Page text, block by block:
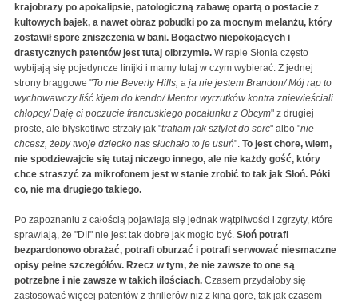
krajobrazy po apokalipsie, patologiczną zabawę opartą o postacie z
kultowych bajek, a nawet obraz pobudki po za mocnym melanżu, który
zostawił spore zniszczenia w bani. Bogactwo niepokojących i
drastycznych patentów jest tutaj olbrzymie. W rapie Słonia często
wybijają się pojedyncze linijki i mamy tutaj w czym wybierać. Z jednej
strony braggowe "To nie Beverly Hills, a ja nie jestem Brandon/ Mój rap to
wychowawczy liść kijem do kendo/ Mentor wyrzutków kontra zniewieściali
chłopcy/ Daję ci poczucie francuskiego pocałunku z Obcym" z drugiej
proste, ale błyskotliwe strzały jak "trafiam jak sztylet do serc" albo "nie
chcesz, żeby twoje dziecko nas słuchało to je usuń". To jest chore, wiem,
nie spodziewajcie się tutaj niczego innego, ale nie każdy gość, który
chce straszyć za mikrofonem jest w stanie zrobić to tak jak Słoń. Póki
co, nie ma drugiego takiego.
Po zapoznaniu z całością pojawiają się jednak wątpliwości i zgrzyty, które
sprawiają, że "DII" nie jest tak dobre jak mogło być. Słoń potrafi
bezpardonowo obrażać, potrafi oburzać i potrafi serwować niesmaczne
opisy pełne szczegółów. Rzecz w tym, że nie zawsze to one są
potrzebne i nie zawsze w takich ilościach. Czasem przydałoby się
zastosować więcej patentów z thrillerów niż z kina gore, tak jak czasem